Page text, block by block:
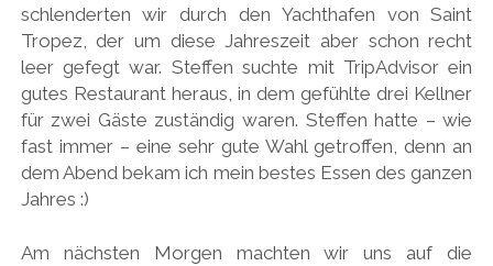
schlenderten wir durch den Yachthafen von Saint
Tropez, der um diese Jahreszeit aber schon recht
leer gefegt war. Steffen suchte mit TripAdvisor ein
gutes Restaurant heraus, in dem gefühlte drei Kellner
für zwei Gäste zuständig waren. Steffen hatte – wie
fast immer – eine sehr gute Wahl getroffen, denn an
dem Abend bekam ich mein bestes Essen des ganzen
Jahres :)
Am nächsten Morgen machten wir uns auf die